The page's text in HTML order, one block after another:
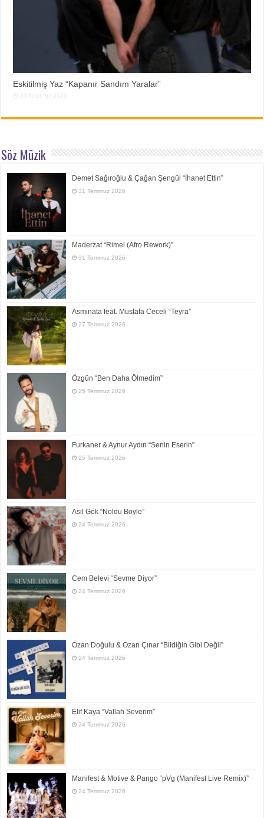
Eskitilmiş Yaz “Kapanır Sandım Yaralar”
Söz Müzik
Demet Sağıroğlu & Çağan Şengül “İhanet Ettin”
31 Temmuz 2026
Maderzat “Rimel (Afro Rework)”
31 Temmuz 2026
Asminata feat. Mustafa Ceceli “Teyra”
27 Temmuz 2026
Özgün “Ben Daha Ölmedim”
25 Temmuz 2026
Furkaner & Aynur Aydın “Senin Eserin”
25 Temmuz 2026
Asil Gök “Noldu Böyle”
24 Temmuz 2026
Cem Belevi “Sevme Diyor”
24 Temmuz 2026
Ozan Doğulu & Ozan Çınar “Bildiğin Gibi Değil”
24 Temmuz 2026
Elif Kaya “Vallah Severim”
24 Temmuz 2026
Manifest & Motive & Pango “pVg (Manifest Live Remix)”
24 Temmuz 2026